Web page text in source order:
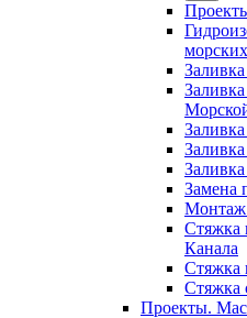
Замена
Монтаж
Стяжка
Канала
Стяжка
Стяжка
Проекты.